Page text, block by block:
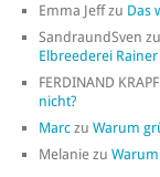
Emma Jeffzu Das
SandraundSven zu
Elbreederei
FERDINAND KRAPF
nicht?
Marc zu Warum
Melanie zu